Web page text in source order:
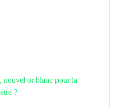
nouvel or blanc pour la
?